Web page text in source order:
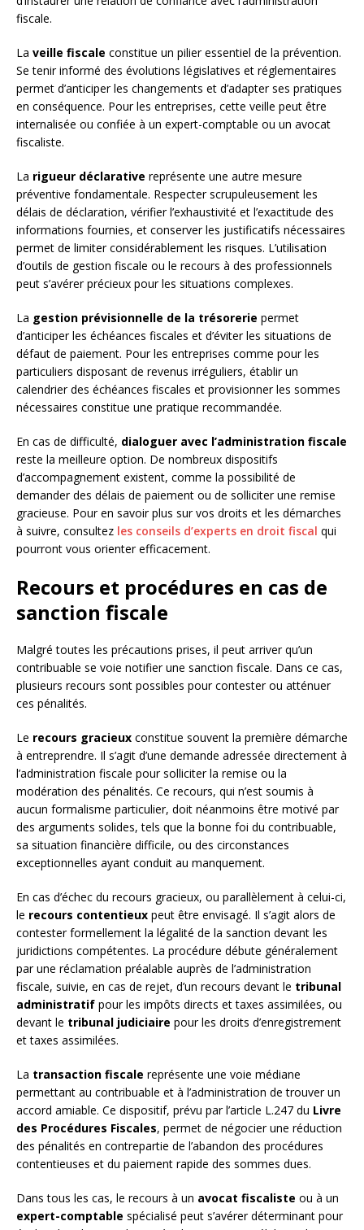
fiscale.
La veille fiscale constitue un pilier essentiel de la prévention.
Se tenir informé des évolutions législatives et réglementaires
permet d’anticiper les changements et d’adapter ses pratiques
en conséquence. Pour les entreprises, cette veille peut être
internalisée ou confiée à un expert-comptable ou un avocat
fiscaliste.
La rigueur déclarative représente une autre mesure
préventive fondamentale. Respecter scrupuleusement les
délais de déclaration, vérifier l’exhaustivité et l’exactitude des
informations fournies, et conserver les justificatifs nécessaires
permet de limiter considérablement les risques. L’utilisation
d’outils de gestion fiscale ou le recours à des professionnels
peut s’avérer précieux pour les situations complexes.
La gestion prévisionnelle de la trésorerie permet
d’anticiper les échéances fiscales et d’éviter les situations de
défaut de paiement. Pour les entreprises comme pour les
particuliers disposant de revenus irréguliers, établir un
calendrier des échéances fiscales et provisionner les sommes
nécessaires constitue une pratique recommandée.
En cas de difficulté, dialoguer avec l’administration fiscale
reste la meilleure option. De nombreux dispositifs
d’accompagnement existent, comme la possibilité de
demander des délais de paiement ou de solliciter une remise
gracieuse. Pour en savoir plus sur vos droits et les démarches
à suivre, consultez les conseils d’experts en droit fiscal qui
pourront vous orienter efficacement.
Recours et procédures en cas de
sanction fiscale
Malgré toutes les précautions prises, il peut arriver qu’un
contribuable se voie notifier une sanction fiscale. Dans ce cas,
plusieurs recours sont possibles pour contester ou atténuer
ces pénalités.
Le recours gracieux constitue souvent la première démarche
à entreprendre. Il s’agit d’une demande adressée directement à
l’administration fiscale pour solliciter la remise ou la
modération des pénalités. Ce recours, qui n’est soumis à
aucun formalisme particulier, doit néanmoins être motivé par
des arguments solides, tels que la bonne foi du contribuable,
sa situation financière difficile, ou des circonstances
exceptionnelles ayant conduit au manquement.
En cas d’échec du recours gracieux, ou parallèlement à celui-ci,
le recours contentieux peut être envisagé. Il s’agit alors de
contester formellement la légalité de la sanction devant les
juridictions compétentes. La procédure débute généralement
par une réclamation préalable auprès de l’administration
fiscale, suivie, en cas de rejet, d’un recours devant le tribunal
administratif pour les impôts directs et taxes assimilées, ou
devant le tribunal judiciaire pour les droits d’enregistrement
et taxes assimilées.
La transaction fiscale représente une voie médiane
permettant au contribuable et à l’administration de trouver un
accord amiable. Ce dispositif, prévu par l’article L.247 du Livre
des Procédures Fiscales, permet de négocier une réduction
des pénalités en contrepartie de l’abandon des procédures
contentieuses et du paiement rapide des sommes dues.
Dans tous les cas, le recours à un avocat fiscaliste ou à un
expert-comptable spécialisé peut s’avérer déterminant pour